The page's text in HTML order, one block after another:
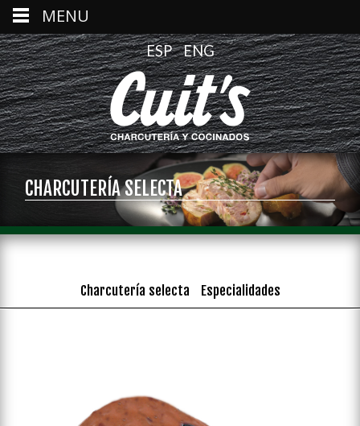
ESP ENG
CHARCUTERÍA SELECTA
Charcutería selecta Especialidades
MENU